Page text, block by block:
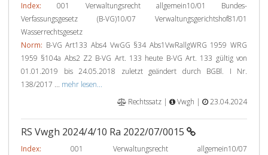
Index: 001 Verwaltungsrecht allgemein10/01 Bundes-
Verfassungsgesetz (B-VG)10/07 Verwaltungsgerichtshof81/01
Wasserrechtsgesetz
Norm: B-VG Art133 Abs4 VwGG §34 Abs1VwRallgWRG 1959 WRG
1959 §104a Abs2 Z2 B-VG Art. 133 heute B-VG Art. 133 gültig von
01.01.2019 bis 24.05.2018 zuletzt geändert durch BGBl. I Nr.
138/2017 ... mehr lesen...
Rechtssatz |
Vwgh | 23.04.2024
RS Vwgh 2024/4/10 Ra 2022/07/0015
Index: 001 Verwaltungsrecht allgemein10/07